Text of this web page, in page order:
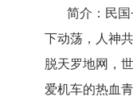
简介：民
下动荡，人神
脱天罗地网，
爱机车的热血